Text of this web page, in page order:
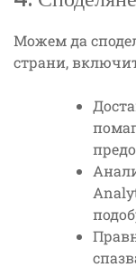
Можем да
страни,